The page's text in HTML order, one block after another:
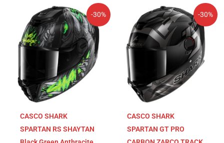
-30%
CASCO SHARK
SPARTAN RS SHAYTAN
El
precio
original
era:
389,99€.
El
precio
actual
es:
272,99€.
-30%
CASCO SHARK
SPARTAN GT PRO
El
precio
original
era:
629,99€.
El
precio
actual
es:
440,99€.